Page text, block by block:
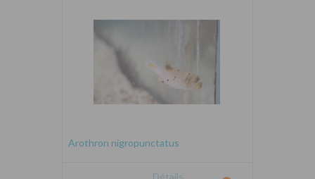
Arothron nigropunctatus
Détails